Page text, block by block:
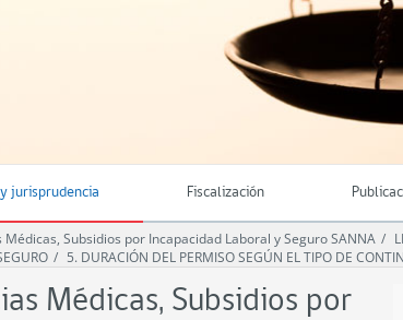
jurisprudencia Fiscalización
Subsidios por Incapacidad Laboral y Seguro SANNA
5. DURACIÓN DEL PERMISO SEGÚN EL TIPO DE
Médicas, Subsidios por